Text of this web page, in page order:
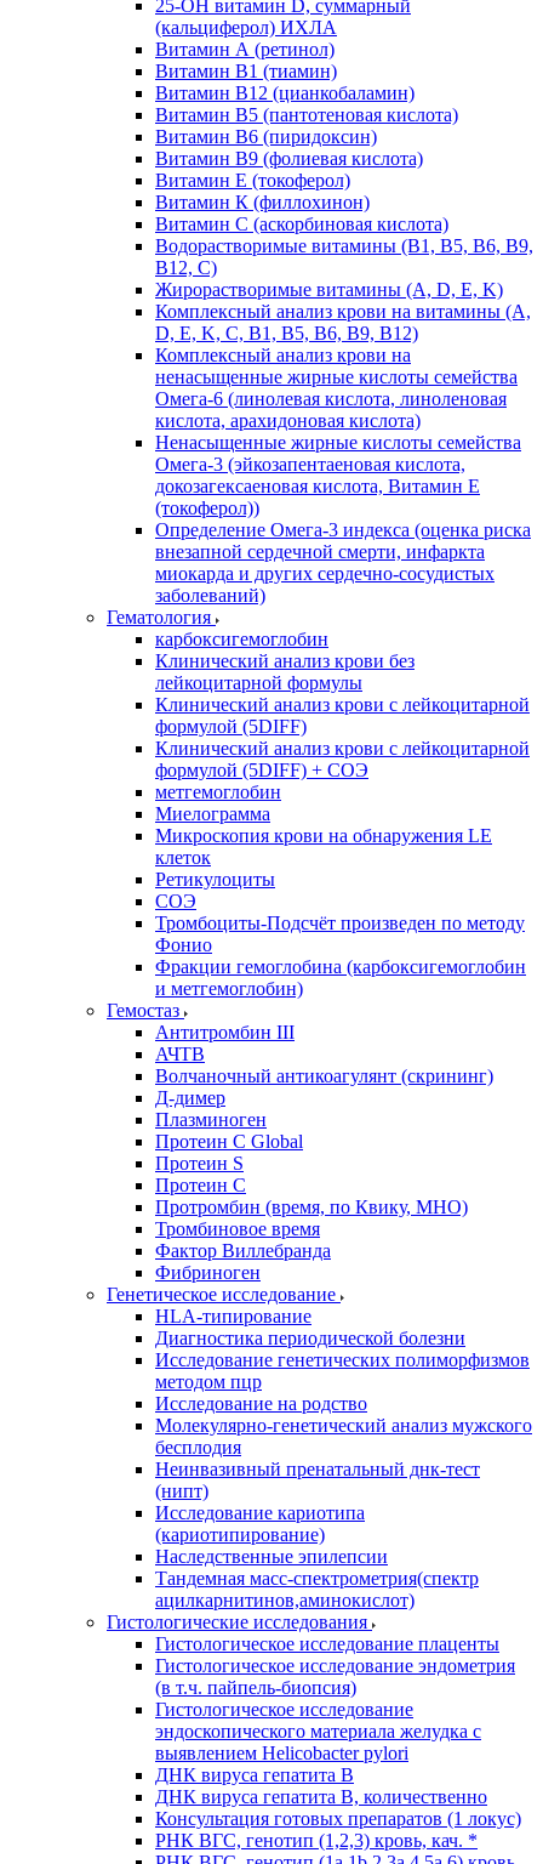
25-OH витамин D, суммарный
(кальциферол) ИХЛА
Витамин А (ретинол)
Витамин В1 (тиамин)
Витамин В12 (цианкобаламин)
Витамин В5 (пантотеновая кислота)
Витамин В6 (пиридоксин)
Витамин В9 (фолиевая кислота)
Витамин Е (токоферол)
Витамин К (филлохинон)
Витамин С (аскорбиновая кислота)
Водорастворимые витамины (B1, B5, B6, В9,
В12, С)
Жирорастворимые витамины (A, D, E, K)
Комплексный анализ крови на витамины (A,
D, E, K, C, B1, B5, B6, В9, B12)
Комплексный анализ крови на
ненасыщенные жирные кислоты семейства
Омега-6 (линолевая кислота, линоленовая
кислота, арахидоновая кислота)
Ненасыщенные жирные кислоты семейства
Омега-3 (эйкозапентаеновая кислота,
докозагексаеновая кислота, Витамин E
(токоферол))
Определение Омега-3 индекса (оценка риска
внезапной сердечной смерти, инфаркта
миокарда и других сердечно-сосудистых
заболеваний)
Гематология
карбоксигемоглобин
Клинический анализ крови без
лейкоцитарной формулы
Клинический анализ крови с лейкоцитарной
формулой (5DIFF)
Клинический анализ крови с лейкоцитарной
формулой (5DIFF) + СОЭ
метгемоглобин
Миелограмма
Микроскопия крови на обнаружения LE
клеток
Ретикулоциты
СОЭ
Тромбоциты-Подсчёт произведен по методу
Фонио
Фракции гемоглобина (карбоксигемоглобин
и метгемоглобин)
Гемостаз
Антитромбин III
АЧТВ
Волчаночный антикоагулянт (скрининг)
Д-димер
Плазминоген
Протеин C Global
Протеин S
Протеин С
Протромбин (время, по Квику, МНО)
Тромбиновое время
Фактор Виллебранда
Фибриноген
Генетическое исследование
HLA-типирование
Диагностика периодической болезни
Исследование генетических полиморфизмов
методом пцр
Исследование на родство
Молекулярно-генетический анализ мужского
бесплодия
Неинвазивный пренатальный днк-тест
(нипт)
Исследование кариотипа
(кариотипирование)
Наследственные эпилепсии
Тандемная масс-спектрометрия(спектр
ацилкарнитинов,аминокислот)
Гистологические исследования
Гистологическое исследование плаценты
Гистологическое исследование эндометрия
(в т.ч. пайпель-биопсия)
Гистологическое исследование
эндоскопического материала желудка с
выявлением Helicobacter pylori
ДНК вируса гепатита B
ДНК вируса гепатита B, количественно
Консультация готовых препаратов (1 локус)
РНК ВГC, генотип (1,2,3) кровь, кач. *